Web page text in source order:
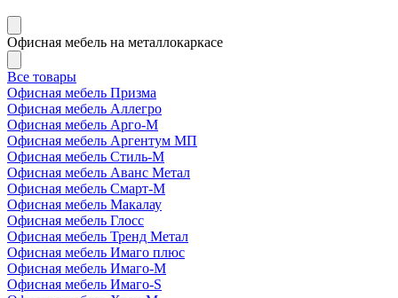
Офисная мебель на металлокаркасе
Все товары
Офисная мебель Призма
Офисная мебель Аллегро
Офисная мебель Арго-М
Офисная мебель Аргентум МП
Офисная мебель Стиль-М
Офисная мебель Аванс Метал
Офисная мебель Смарт-М
Офисная мебель Макалау
Офисная мебель Глосс
Офисная мебель Тренд Метал
Офисная мебель Имаго плюс
Офисная мебель Имаго-М
Офисная мебель Имаго-S